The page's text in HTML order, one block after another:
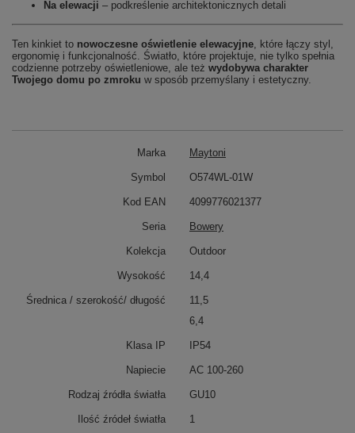
Na elewacji – podkreślenie architektonicznych detali
Ten kinkiet to nowoczesne oświetlenie elewacyjne, które łączy styl,
ergonomię i funkcjonalność. Światło, które projektuje, nie tylko spełnia
codzienne potrzeby oświetleniowe, ale też wydobywa charakter
Twojego domu po zmroku w sposób przemyślany i estetyczny.
Marka Maytoni
Symbol O574WL-01W
Kod EAN 4099776021377
Seria Bowery
Kolekcja Outdoor
Wysokość 14,4
Średnica / szerokość/ długość
11,5
6,4
Klasa IP IP54
Napiecie AC 100-260
Rodzaj źródła światła GU10
Ilość źródeł światła 1